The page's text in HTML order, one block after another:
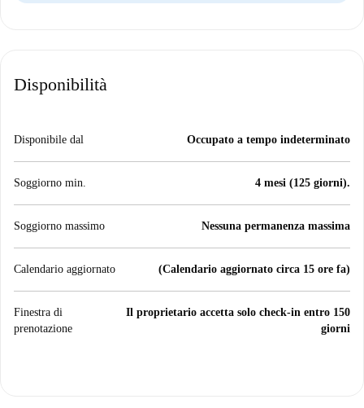
Disponibilità
Disponibile dal Occupato a tempo indeterminato
Soggiorno min. 4 mesi (125 giorni).
Soggiorno massimo Nessuna permanenza massima
Calendario aggiornato (Calendario aggiornato circa 15 ore fa)
Finestra di
prenotazione
Il proprietario accetta solo check-in entro 150
giorni